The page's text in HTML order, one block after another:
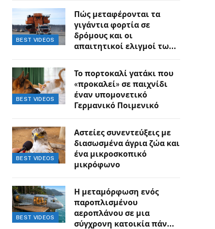
BEST VIDEOS
Πώς μεταφέρονται τα
γιγάντια φορτία σε
δρόμους και οι
απαιτητικοί ελιγμοί των
BEST VIDEOS
Το πορτοκαλί γατάκι που
«προκαλεί» σε παιχνίδι
έναν υπομονετικό
Γερμανικό Ποιμενικό
BEST VIDEOS
Αστείες συνεντεύξεις με
διασωσμένα άγρια ζώα και
ένα μικροσκοπικό
μικρόφωνο
BEST VIDEOS
Η μεταμόρφωση ενός
παροπλισμένου
αεροπλάνου σε μια
σύγχρονη κατοικία πάνω